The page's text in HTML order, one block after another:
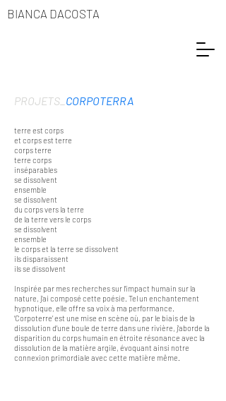
BIANCA DACOSTA
PROJETS_ CORPOTERRA
terre est corps
et corps est terre
corps terre
terre corps
inséparables
se dissolvent
ensemble
se dissolvent
du corps vers la terre
de la terre vers le corps
se dissolvent
ensemble
le corps et la terre se dissolvent
ils disparaissent
ils se dissolvent
Inspirée par mes recherches sur l’impact humain sur la
nature, j’ai composé cette poésie. Tel un enchantement
hypnotique, elle offre sa voix à ma performance.
‘Corpoterre’ est une mise en scène où, par le biais de la
dissolution d’une boule de terre dans une rivière, j’aborde la
disparition du corps humain en étroite résonance avec la
dissolution de la matière argile, évoquant ainsi notre
connexion primordiale avec cette matière même.